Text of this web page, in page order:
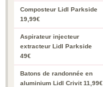
Composteur Lidl Parkside
19,99€
Aspirateur injecteur
extracteur Lidl Parkside
49€
Batons de randonnée en
aluminium Lidl Crivit 11,99€